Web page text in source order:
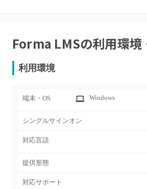
Forma LMSの利用環境
利用環境
端末・OS Windows
シングルサインオン
対応言語
提供形態
対応サポート